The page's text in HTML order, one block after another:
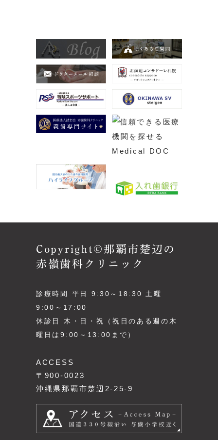
Copyright©那覇市楚辺の
赤嶺歯科クリニック
診療時間 平日 9:30～18:30 土曜
9:00～17:00
休診日 木・日・祝（祝日のある週の木
曜日は9:00～13:00まで）
ACCESS
〒900-0023
沖縄県那覇市楚辺2-25-9